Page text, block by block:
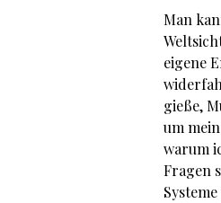
Man
eigene
gieße,
um
warum
Fragen